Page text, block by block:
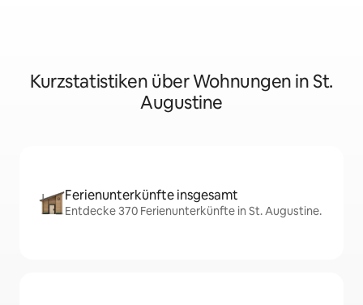
Kurzstatistiken über Wohnungen in St.
Augustine
Ferienunterkünfte insgesamt
Entdecke 370 Ferienunterkünfte in St. Augustine.